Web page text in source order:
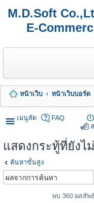
M.D.Soft
E-
หน้าเว็บ
หน้าเว็บบอร์ด
เมนูลัด
FAQ
แสดงกระทู้ที่ยังไ
ค้นหาขั้นสูง
พบ 360 ผลลัพธ์